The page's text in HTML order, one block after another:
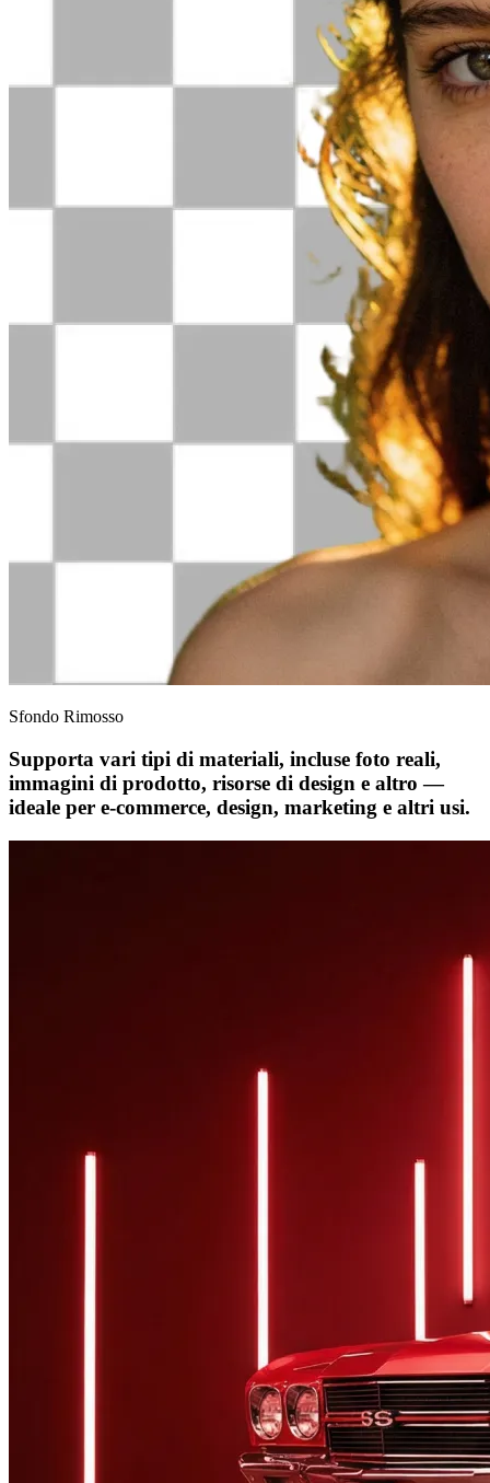
Sfondo Rimosso
Supporta vari tipi di materiali, incluse foto reali,
immagini di prodotto, risorse di design e altro —
ideale per e-commerce, design, marketing e altri usi.